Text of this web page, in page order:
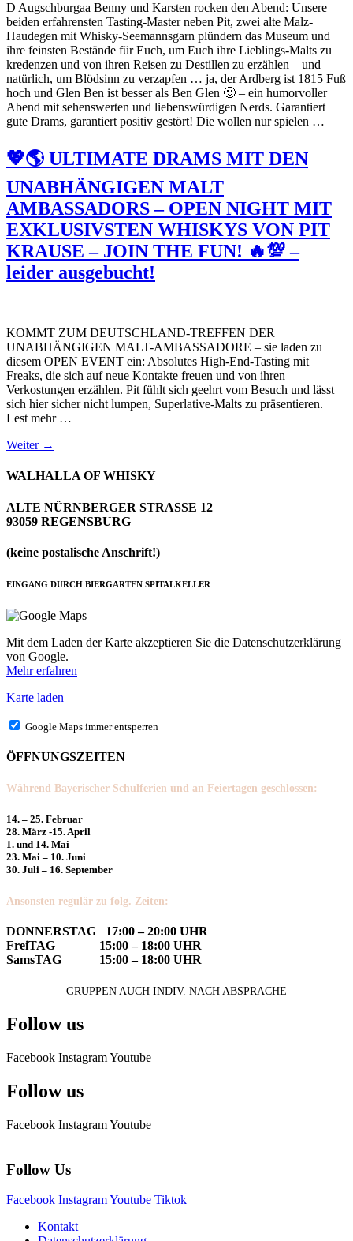
D Augschburgaa Benny und Karsten rocken den Abend: Unsere
beiden erfahrensten Tasting-Master neben Pit, zwei alte Malz-
Haudegen mit Whisky-Seemannsgarn plündern das Museum und
ihre feinsten Bestände für Euch, um Euch ihre Lieblings-Malts zu
kredenzen und von ihren Reisen zu Destillen zu erzählen – und
natürlich, um Blödsinn zu verzapfen … ja, der Ardberg ist 1815 Fuß
hoch und Glen Ben ist besser als Ben Glen 🙂 – ein humorvoller
Abend mit sehenswerten und liebenswürdigen Nerds. Garantiert
gute Drams, garantiert positiv gestört! Die wollen nur spielen …
💖🌎 ULTIMATE DRAMS MIT DEN
UNABHÄNGIGEN MALT
AMBASSADORS – OPEN NIGHT MIT
EXKLUSIVSTEN WHISKYS VON PIT
KRAUSE – JOIN THE FUN! 🔥💯 –
leider ausgebucht!
KOMMT ZUM DEUTSCHLAND-TREFFEN DER
UNABHÄNGIGEN MALT-AMBASSADORE – sie laden zu
diesem OPEN EVENT ein: Absolutes High-End-Tasting mit
Freaks, die sich auf neue Kontakte freuen und von ihren
Verkostungen erzählen. Pit fühlt sich geehrt vom Besuch und lässt
sich hier sicher nicht lumpen, Superlative-Malts zu präsentieren.
Lest mehr …
Weiter →
WALHALLA OF WHISKY
ALTE NÜRNBERGER STRASSE 12
93059 REGENSBURG
(keine postalische Anschrift!)
EINGANG DURCH BIERGARTEN SPITALKELLER
Mit dem Laden der Karte akzeptieren Sie die Datenschutzerklärung
von Google.
Mehr erfahren
Karte laden
Google Maps immer entsperren
ÖFFNUNGSZEITEN
Während Bayerischer Schulferien und an Feiertagen geschlossen:
14. – 25. Februar
28. März -15. April
1. und 14. Mai
23. Mai – 10. Juni
30. Juli – 16. September
Ansonsten regulär zu folg. Zeiten:
DONNERSTAG 17:00 – 20:00 UHR
FreiTAG 15:00 – 18:00 UHR
SamsTAG 15:00 – 18:00 UHR
GRUPPEN AUCH INDIV. NACH ABSPRACHE
Follow us
Facebook InstagramYoutube
Follow us
Facebook InstagramYoutube
Follow Us
Facebook InstagramYoutube Tiktok
Kontakt